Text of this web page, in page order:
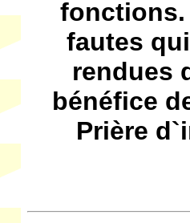
fonctions.
fautes
rendues
bénéfice
Prière